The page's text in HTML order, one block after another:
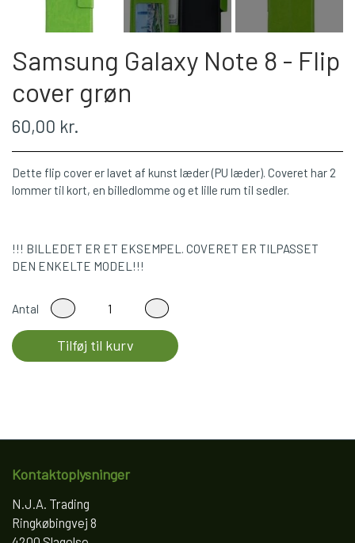
Samsung Galaxy Note 8 - Flip
cover grøn
60,00 kr.
Dette flip cover er lavet af kunst læder (PU læder). Coveret har 2
lommer til kort, en billedlomme og et lille rum til sedler.
!!! BILLEDET ER ET EKSEMPEL. COVERET ER TILPASSET
DEN ENKELTE MODEL!!!
Antal
Tilføj til kurv
Kontaktoplysninger
N.J.A. Trading
Ringkøbingvej 8